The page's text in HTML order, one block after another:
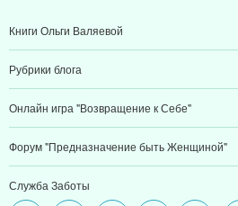
Книги Ольги Валяевой
Рубрики блога
Онлайн игра "Возвращение к Себе"
Форум "Предназначение быть Женщиной"
Служба Заботы